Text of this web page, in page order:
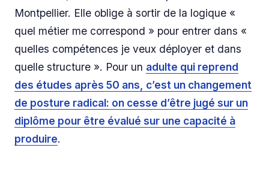
Montpellier. Elle oblige à sortir de la logique «
quel métier me correspond » pour entrer dans «
quelles compétences je veux déployer et dans
quelle structure ». Pour un adulte qui reprend
des études après 50 ans, c’est un changement
de posture radical: on cesse d’être jugé sur un
diplôme pour être évalué sur une capacité à
produire.